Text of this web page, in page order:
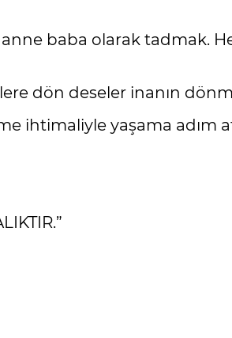
baba olarak tadmak.
dön deseler inanın
yaşama adım